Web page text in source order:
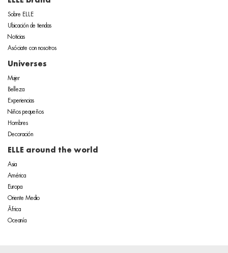
Sobre ELLE
Ubicación de tiendas
Noticias
Asóciate con nosotros
Universes
Mujer
Belleza
Experiencias
Niños pequeños
Hombres
Decoración
ELLE around the world
Asia
América
Europa
Oriente Medio
África
Oceanía